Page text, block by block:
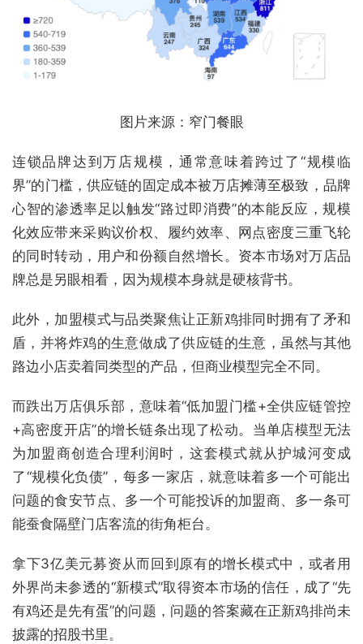
图片来源：窄门餐眼
连锁品牌达到万店规模，通常意味着跨过了“规模临
界”的门槛，供应链的固定成本被万店摊薄至极致，品牌
心智的渗透率足以触发“路过即消费”的本能反应，规模
化效应带来采购议价权、履约效率、网点密度三重飞轮
的同时转动，用户和份额自然增长。资本市场对万店品
牌总是另眼相看，因为规模本身就是硬核背书。
此外，加盟模式与品类聚焦让正新鸡排同时拥有了矛和
盾，并将炸鸡的生意做成了供应链的生意，虽然与其他
路边小店卖着同类型的产品，但商业模型完全不同。
而跌出万店俱乐部，意味着“低加盟门槛+全供应链管控
+高密度开店”的增长链条出现了松动。当单店模型无法
为加盟商创造合理利润时，这套模式就从护城河变成
了“规模化负债”，每多一家店，就意味着多一个可能出
问题的食安节点、多一个可能投诉的加盟商、多一条可
能蚕食隔壁门店客流的街角柜台。
拿下3亿美元募资从而回到原有的增长模式中，或者用
外界尚未参透的“新模式”取得资本市场的信任，成了“先
有鸡还是先有蛋”的问题，问题的答案藏在正新鸡排尚未
披露的招股书里。